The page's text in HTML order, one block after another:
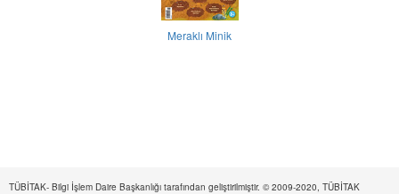
Meraklı Minik
TÜBİTAK- Bilgi İşlem Daire Başkanlığı tarafından geliştirilmiştir. © 2009-2020, TÜBİTAK